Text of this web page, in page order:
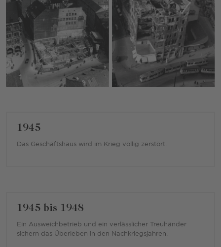
1945
Das Geschäftshaus wird im Krieg völlig zerstört.
1945 bis 1948
Ein Ausweichbetrieb und ein verlässlicher Treuhänder
sichern das Überleben in den Nachkriegsjahren.